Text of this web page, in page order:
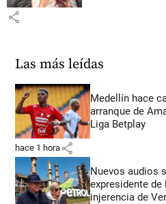
share
Las más leídas
Medellín hace
arranque de
Liga Betplay
hace 1 hora share
Nuevos audios
expresidente
injerencia de